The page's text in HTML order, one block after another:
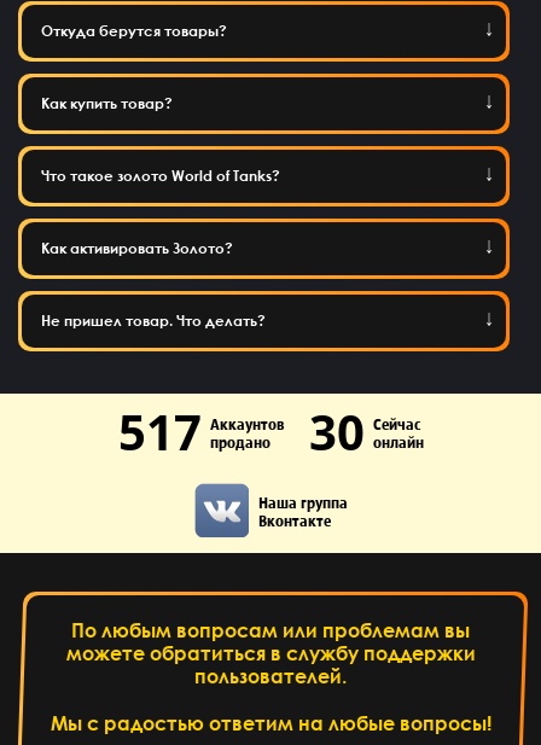
Откуда берутся товары?
Как купить товар?
Что такое золото World of Tanks?
Как активировать Золото?
Не пришел товар. Что делать?
517 Аккаунтов
продано
30 Сейчас
онлайн
Наша группа
Вконтакте
По любым вопросам или проблемам вы
можете обратиться в службу поддержки
пользователей.
Мы с радостью ответим на любые вопросы!